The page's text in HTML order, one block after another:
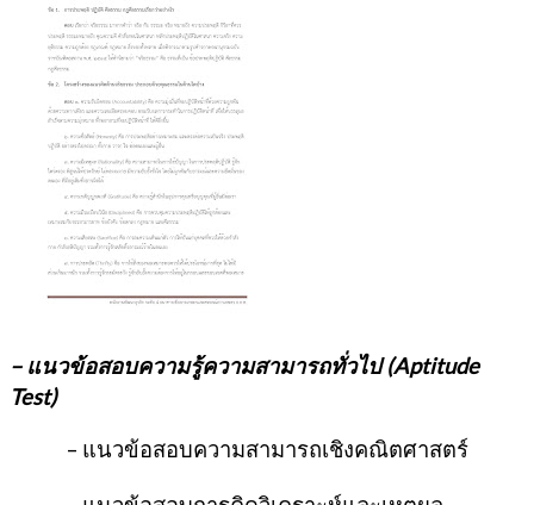
– แนวข้อสอบความรู้ความสามารถทั่วไป (Aptitude
Test)
– แนวข้อสอบความสามารถเชิงคณิตศาสตร์